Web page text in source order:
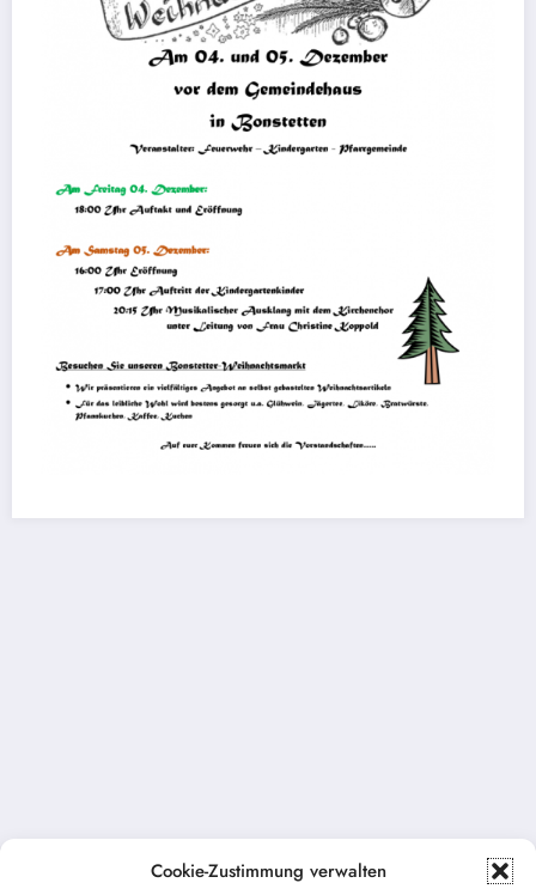
Cookie-Zustimmung verwalten